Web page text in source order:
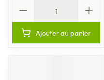
Ajouter au panier